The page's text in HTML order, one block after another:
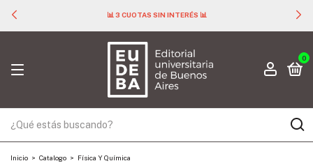
📊 3 CUOTAS SIN INTERÉS 📊
0
Inicio > Catalogo > Física Y Química